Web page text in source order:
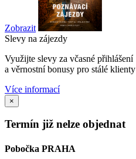
Zobrazit
Slevy na zájezdy
Využijte slevy za včasné přihlášení
a věrnostní bonusy pro stálé klienty
Více informací
×
Termín již nelze objednat
Pobočka PRAHA